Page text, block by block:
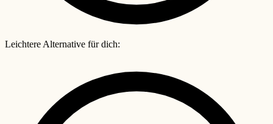
Leichtere Alternative für dich: